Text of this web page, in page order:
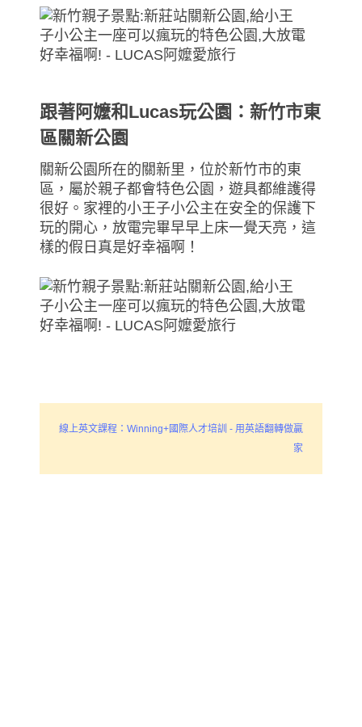
跟著阿嬤和Lucas玩公園：新竹市東
區關新公園
關新公園所在的關新里，位於新竹市的東
區，屬於親子都會特色公園，遊具都維護得
很好。家裡的小王子小公主在安全的保護下
玩的開心，放電完畢早早上床一覺天亮，這
樣的假日真是好幸福啊！
線上英文課程：Winning+國際人才培訓 - 用英語翻轉做贏
家